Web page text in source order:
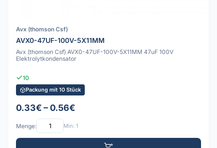
Avx (thomson Csf)
AVX0-47UF-100V-5X11MM
Avx (thomson Csf) AVX0-47UF-100V-5X11MM 47uF 100V
Elektrolytkondensator
10
Packung mit 10 Stück
0.33€ – 0.56€
Menge: Min: 1